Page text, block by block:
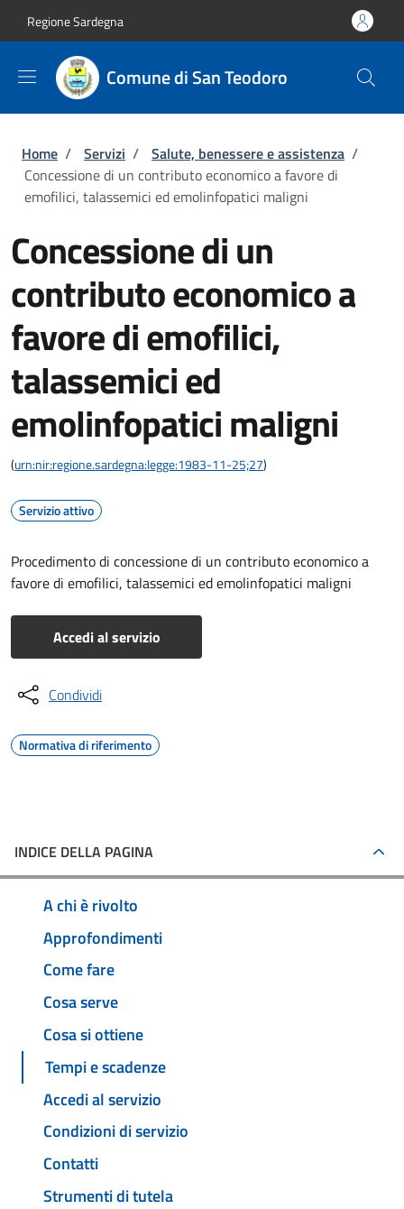
Regione Sardegna
Comune di San Teodoro
Briciole di pane
Home / Servizi / Salute, benessere e assistenza /
Concessione di un contributo economico a favore di
emofilici, talassemici ed emolinfopatici maligni
Concessione di un
contributo economico a
favore di emofilici,
talassemici ed
emolinfopatici maligni
(urn:nir:regione.sardegna:legge:1983-11-25;27)
Servizio attivo
Procedimento di concessione di un contributo economico a
favore di emofilici, talassemici ed emolinfopatici maligni
Accedi al servizio
Condividi
Normativa di riferimento
INDICE DELLA PAGINA
A chi è rivolto
Approfondimenti
Come fare
Cosa serve
Cosa si ottiene
Tempi e scadenze
Accedi al servizio
Condizioni di servizio
Contatti
Strumenti di tutela